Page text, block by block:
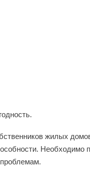
жилых
Необходимо